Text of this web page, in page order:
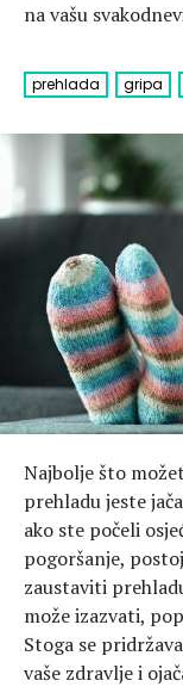
Tablica
Lifestyle
Ishrana
Hedonizam
Njega nje
Njega njega
Šminka
Tehnologija
KALORIJE
na vašu
prehlada gripa
Najbolje što
prehladu jeste
ako ste počeli
pogoršanje,
zaustaviti
može izazvati,
Stoga se
vaše zdravlje i